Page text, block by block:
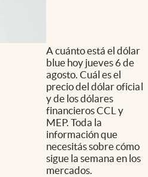
A cuánto está el dólar
blue hoy jueves 6 de
agosto. Cuál es el
precio del dólar oficial
y de los dólares
financieros CCL y
MEP. Toda la
información que
necesitás sobre cómo
sigue la semana en los
mercados.